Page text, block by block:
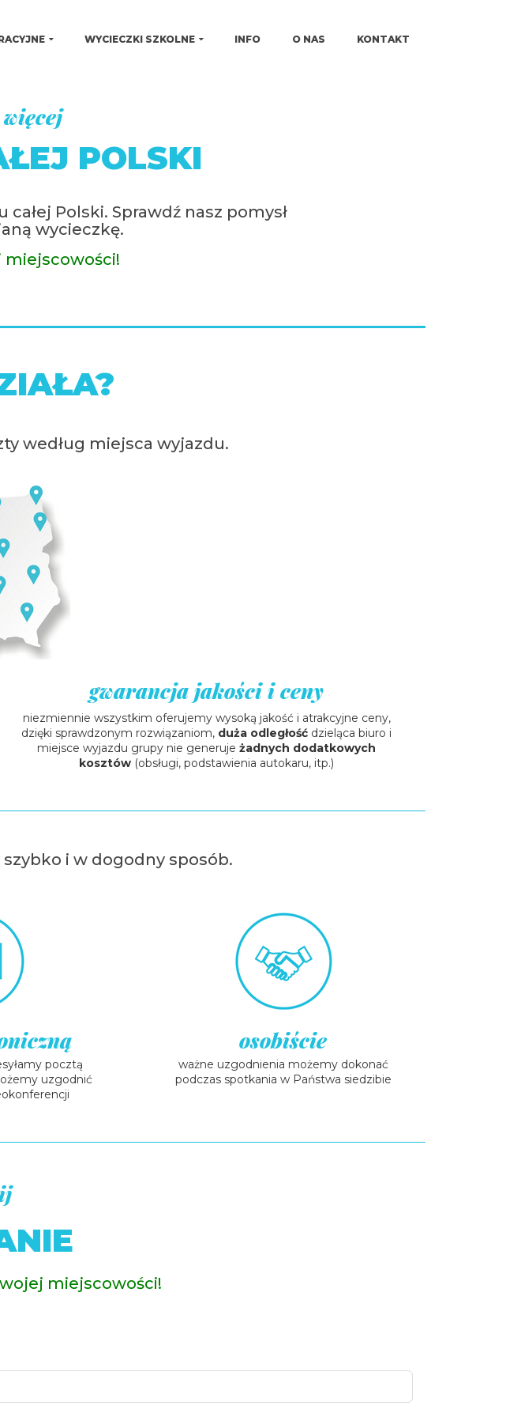
WYCIECZKI SZKOLNE INFO O NAS KONTAKT
POLSKI
Polski. Sprawdź nasz pomysł
wycieczkę.
miejscowości!
według miejsca wyjazdu.
gwarancja jakości i ceny
niezmiennie wszystkim oferujemy wysoką jakość i atrakcyjne ceny,
dzięki sprawdzonym rozwiązaniom, duża odległość dzieląca biuro i
miejsce wyjazdu grupy nie generuje żadnych dodatkowych
kosztów (obsługi, podstawienia autokaru, itp.)
i w dogodny sposób.
pocztą
uzgodnić
osobiście
ważne uzgodnienia możemy dokonać
podczas spotkania w Państwa siedzibie
miejscowości!